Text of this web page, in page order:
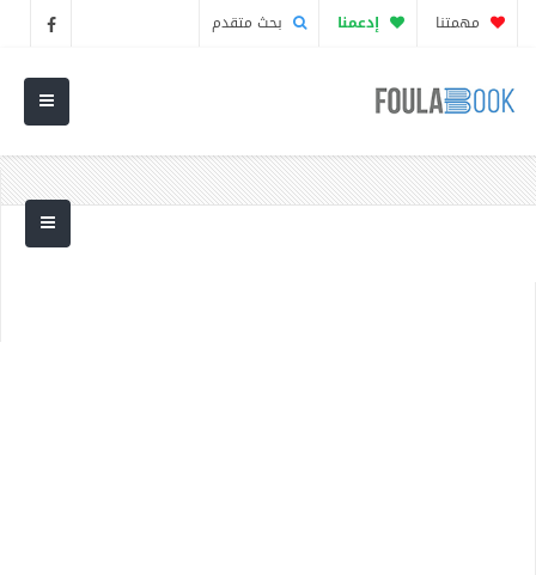
مهمتنا إدعمنا بحث متقدم